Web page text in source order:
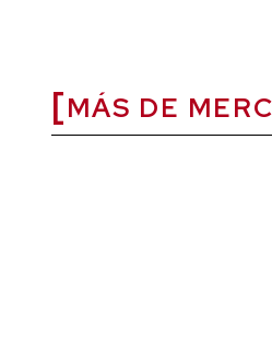
MÁS DE